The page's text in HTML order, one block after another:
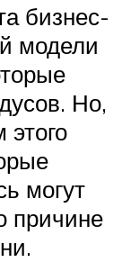
бизнес-
модели
Но,
этого
могут
причине